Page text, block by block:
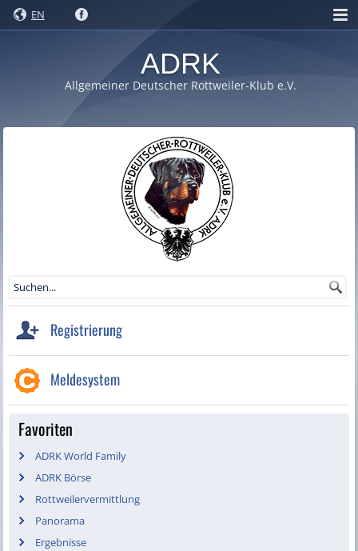
EN
ADRK
Allgemeiner Deutscher Rottweiler-Klub e.V.
Registrierung
Meldesystem
Favoriten
ADRK World Family
ADRK Börse
Rottweilervermittlung
Panorama
Ergebnisse